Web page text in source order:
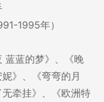
1995年）
蓝蓝的梦》、《晚
》、《弯弯的月
牵挂》、《欧洲特